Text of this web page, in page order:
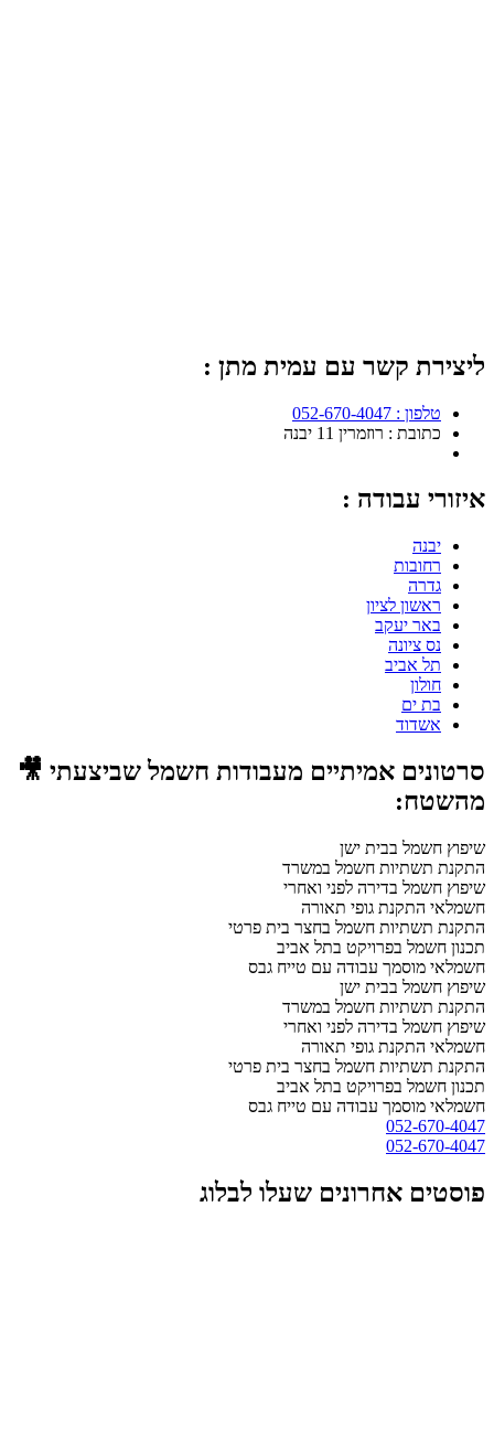
ליצירת קשר עם עמית מתן :
טלפון : 052-670-4047
כתובת : רוזמרין 11 יבנה
איזורי עבודה :
יבנה
רחובות
גדרה
ראשון לציון
באר יעקב
נס ציונה
תל אביב
חולון
בת ים
אשדוד
סרטונים אמיתיים מעבודות חשמל שביצעתי 🎥
מהשטח:
שיפוץ חשמל בבית ישן
התקנת תשתיות חשמל במשרד
שיפוץ חשמל בדירה לפני ואחרי
חשמלאי התקנת גופי תאורה
התקנת תשתיות חשמל בחצר בית פרטי
תכנון חשמל בפרויקט בתל אביב
חשמלאי מוסמך עבודה עם טייח גבס
שיפוץ חשמל בבית ישן
התקנת תשתיות חשמל במשרד
שיפוץ חשמל בדירה לפני ואחרי
חשמלאי התקנת גופי תאורה
התקנת תשתיות חשמל בחצר בית פרטי
תכנון חשמל בפרויקט בתל אביב
חשמלאי מוסמך עבודה עם טייח גבס
052-670-4047
052-670-4047
פוסטים אחרונים שעלו לבלוג